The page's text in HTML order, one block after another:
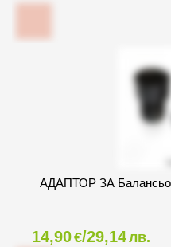
АДАПТОР ЗА
14,90€/29,14лв.